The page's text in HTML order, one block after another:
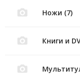
Ножи (7)
Книги и